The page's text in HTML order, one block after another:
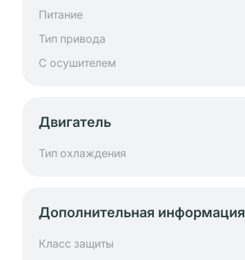
Питание
Тип привода
С осушителем
Двигатель
Тип охлаждения
Дополнительная информация
Класс защиты